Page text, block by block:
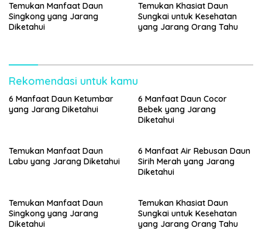
Temukan Manfaat Daun
Singkong yang Jarang
Diketahui
Temukan Khasiat Daun
Sungkai untuk Kesehatan
yang Jarang Orang Tahu
Rekomendasi untuk kamu
6 Manfaat Daun Ketumbar
yang Jarang Diketahui
6 Manfaat Daun Cocor
Bebek yang Jarang
Diketahui
Temukan Manfaat Daun
Labu yang Jarang Diketahui
6 Manfaat Air Rebusan Daun
Sirih Merah yang Jarang
Diketahui
Temukan Manfaat Daun
Singkong yang Jarang
Diketahui
Temukan Khasiat Daun
Sungkai untuk Kesehatan
yang Jarang Orang Tahu